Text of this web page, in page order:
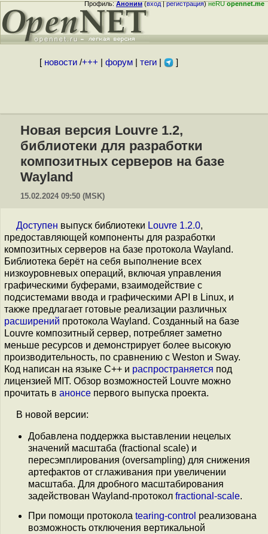
Профиль:Аноним(вход|регистрация)неRUopennet.me
[ новости/+++ форум| теги| ]
Новая версия Louvre 1.2,
библиотеки для разработки
композитных серверов на базе
Wayland
15.02.2024 09:50 (MSK)
Доступен выпуск библиотеки Louvre 1.2.0,
предоставляющей компоненты для разработки
композитных серверов на базе протокола Wayland.
Библиотека берёт на себя выполнение всех
низкоуровневых операций, включая управления
графическими буферами, взаимодействие с
подсистемами ввода и графическими API в Linux, и
также предлагает готовые реализации различных
расширений протокола Wayland. Созданный на базе
Louvre композитный сервер, потребляет заметно
меньше ресурсов и демонстрирует более высокую
производительность, по сравнению с Weston и Sway.
Код написан на языке С++ и распространяется под
лицензией MIT. Обзор возможностей Louvre можно
прочитать в анонсе первого выпуска проекта.
В новой версии:
Добавлена поддержка выставлении нецелых
значений масштаба (fractional scale) и
пересэмплирования (oversampling) для снижения
артефактов от сглаживания при увеличении
масштаба. Для дробного масштабирования
задействован Wayland-протокол fractional-scale.
При помощи протокола tearing-control реализована
возможность отключения вертикальной